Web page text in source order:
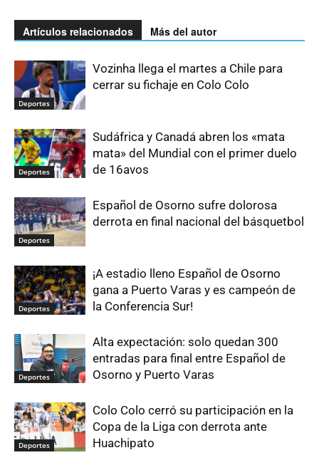
Artículos relacionados Más del autor
Deportes
Vozinha llega el martes a Chile para
cerrar su fichaje en Colo Colo
Deportes
Sudáfrica y Canadá abren los «mata
mata» del Mundial con el primer duelo
de 16avos
Deportes
Español de Osorno sufre dolorosa
derrota en final nacional del básquetbol
Deportes
¡A estadio lleno Español de Osorno
gana a Puerto Varas y es campeón de
la Conferencia Sur!
Deportes
Alta expectación: solo quedan 300
entradas para final entre Español de
Osorno y Puerto Varas
Deportes
Colo Colo cerró su participación en la
Copa de la Liga con derrota ante
Huachipato